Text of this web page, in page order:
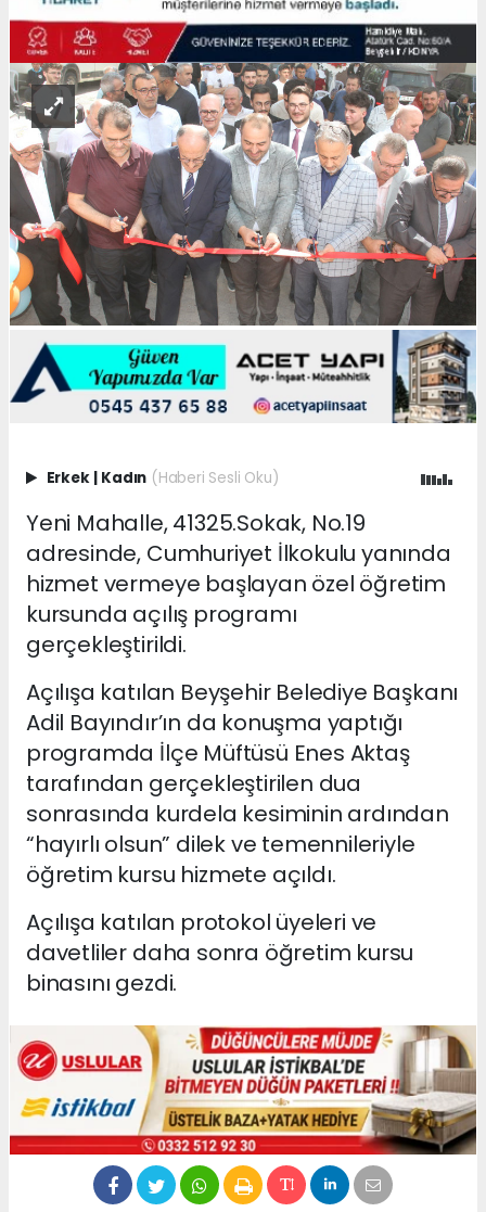
Erkek Kadın (Haberi Sesli Oku)
Yeni Mahalle, 41325.Sokak, No.19
adresinde, Cumhuriyet İlkokulu yanında
hizmet vermeye başlayan özel öğretim
kursunda açılış programı
gerçekleştirildi.
Açılışa katılan Beyşehir Belediye Başkanı
Adil Bayındır’ın da konuşma yaptığı
programda İlçe Müftüsü Enes Aktaş
tarafından gerçekleştirilen dua
sonrasında kurdela kesiminin ardından
“hayırlı olsun” dilek ve temennileriyle
öğretim kursu hizmete açıldı.
Açılışa katılan protokol üyeleri ve
davetliler daha sonra öğretim kursu
binasını gezdi.